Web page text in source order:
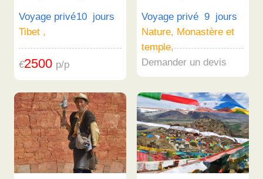
Voyage privé10 jours
Tibet ,
€2500 p/p
Voyage privé 9 jours
Nature, Monastère et
temple,
Demander un devis